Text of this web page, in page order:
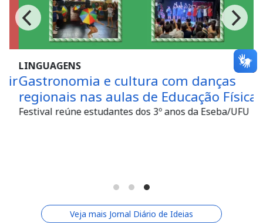
LINGUAGENS
Gastronomia e cultura com danças
regionais nas aulas de Educação Física
Festival reúne estudantes dos 3º anos da Eseba/UFU
Veja mais Jornal Diário de Ideias